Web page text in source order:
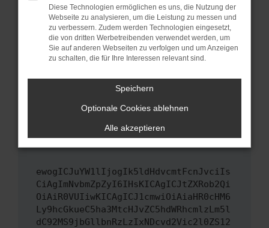
sind.
Veraltete Software birgt nicht nur ein
Sicherheitsrisiko, sondern kann auch dazu
führen, dass bestimmte Funktionen nicht mehr
unterstützt werden.
Wende dich an den Webseitenbetreiber.
Wenn du alle oben genannten Schritte versucht
hast, kontaktiere uns bitte. Wir werden
versuchen, das Problem zu beheben. Du kannst
uns diesen Text schicken, um uns bei der
ewogICJuYW1lIjogIk5ldHdvcmtFcnJvciIs
CiAgImNvbmZpZyI6IHsKICAgICJtZXRob2Qi
OiAiR0VUIiwKICAgICJ1cmwiOiAiaHR0cHM6
Ly9hcGkueC5ha3MtcHJvZC5hdWRhcmlzLm5l
dC92MS9jbGllbnRzLzIxNDcvd2Vic2l0ZS12
Diese Technologien ermöglichen es uns, die Nutzung der
Webseite zu analysieren, um die Leistung zu messen und
zu verbessern. Zudem werden Technologien eingesetzt,
die von dritten Werbetreibenden verwendet werden, um
Sie auf anderen Webseiten zu verfolgen und um Anzeigen
zu schalten, die für Ihre Interessen relevant sind.
Speichern
Optionale Cookies ablehnen
Alle akzeptieren